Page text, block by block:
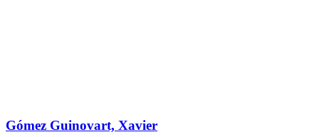
Gómez Guinovart, Xavier